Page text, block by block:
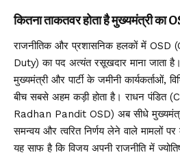
कितना ताकतवर होता है मुख्यमंत्री का
राजनीतिक और प्रशासनिक हलकों में
Duty) का पद अत्यंत रसूखदार माना जाता
मुख्यमंत्री और पार्टी के जमीनी कार्यकर्ताओं,
बीच सबसे अहम कड़ी होता है। राधन पंडित
Radhan Pandit OSD) अब सीधे
समन्वय और त्वरित निर्णय लेने वाले मामलों
यह साफ है कि विजय अपनी राजनीति में